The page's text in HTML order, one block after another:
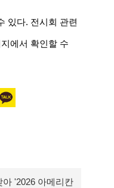
있다. 전시회 관련
에서 확인할 수
'2026 아메리칸